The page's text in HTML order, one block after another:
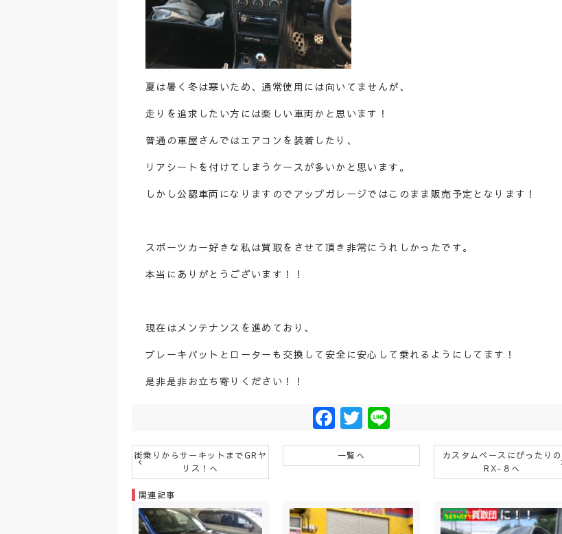
夏は暑く冬は寒いため、通常使用には向いてませんが、
走りを追求したい方には楽しい車両かと思います！
普通の車屋さんではエアコンを装着したり、
リアシートを付けてしまうケースが多いかと思います。
しかし公認車両になりますのでアップガレージではこのまま販売予定となります！
スポーツカー好きな私は買取をさせて頂き非常にうれしかったです。
本当にありがとうございます！！
現在はメンテナンスを進めており、
ブレーキパットとローターも交換して安全に安心して乗れるようにしてます！
是非是非お立ち寄りください！！
Facebook
Twitter
街乗りからサーキットまでGRヤ
リス！へ
一覧へ
カスタムベースにぴったりの
RX-８へ
関連記事